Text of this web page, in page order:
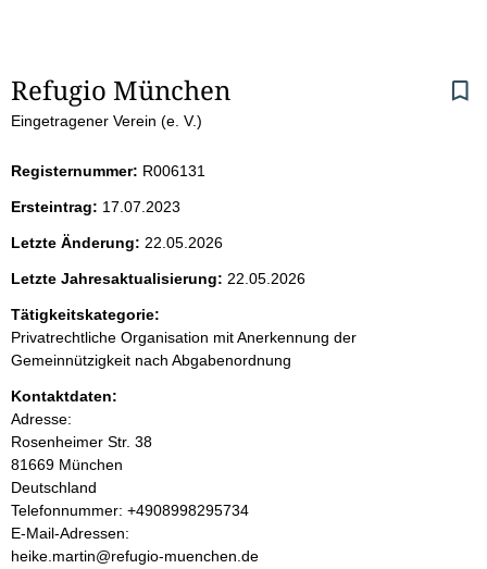
S
e
i
t
e
n
i
n
h
a
l
Refugio München
Eingetragener Verein (e. V.)
Registernummer: R006131
Ersteintrag: 17.07.2023
Letzte Änderung: 22.05.2026
Letzte Jahresaktualisierung: 22.05.2026
Tätigkeitskategorie:
Privatrechtliche Organisation mit Anerkennung der
Gemeinnützigkeit nach Abgabenordnung
Kontaktdaten:
Adresse:
Rosenheimer Str. 38
81669 München
Deutschland
K
o
n
Telefonnummer: +4908998295734
E-Mail-Adressen:
heike.martin@refugio-muenchen.de